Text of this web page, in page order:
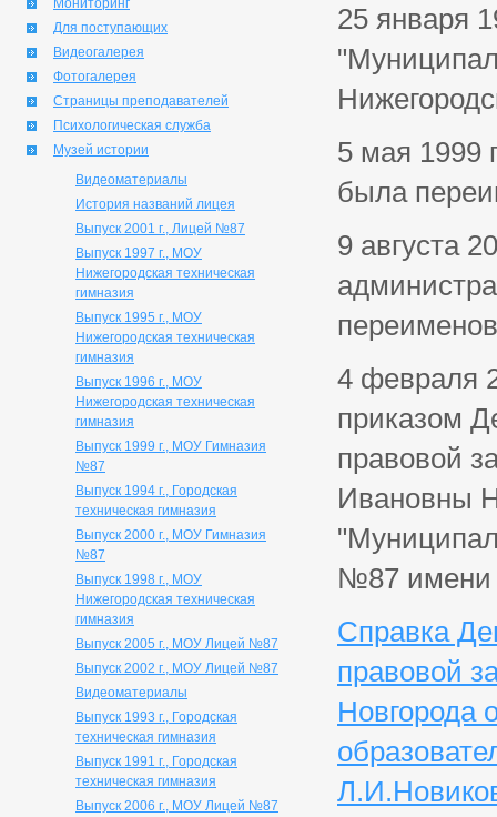
Мониторинг
Для поступающих
Видеогалерея
Фотогалерея
Страницы преподавателей
Психологическая служба
Музей истории
Видеоматериалы
История названий лицея
Выпуск 2001 г., Лицей №87
Выпуск 1997 г., МОУ
Нижегородская техническая
гимназия
Выпуск 1995 г., МОУ
Нижегородская техническая
гимназия
Выпуск 1996 г., МОУ
Нижегородская техническая
гимназия
Выпуск 1999 г., МОУ Гимназия
№87
Выпуск 1994 г., Городская
техническая гимназия
Выпуск 2000 г., МОУ Гимназия
№87
Выпуск 1998 г., МОУ
Нижегородская техническая
гимназия
Выпуск 2005 г., МОУ Лицей №87
Выпуск 2002 г., МОУ Лицей №87
Видеоматериалы
Выпуск 1993 г., Городская
техническая гимназия
Выпуск 1991 г., Городская
техническая гимназия
Выпуск 2006 г., МОУ Лицей №87
25 января
5 мая 1999
была
9 августа
4 февраля
приказом
правовой
Ивановны
№87 имени
Справка
правовой
Новгорода